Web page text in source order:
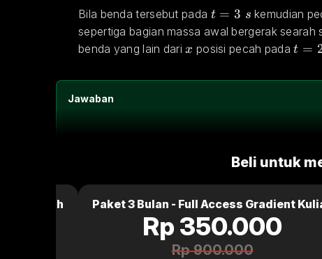
Bila benda tersebut pada t=3 \space s
t = 3 s kemudian
sepertiga bagian massa awal bergerak searah
benda yang lain dari x
x posisi pecah pada t=2
t =
Jawaban
Beli untuk
Kuliah Paket 3 Bulan - Full Access Gradient
Rp 350.000
Rp 900.000